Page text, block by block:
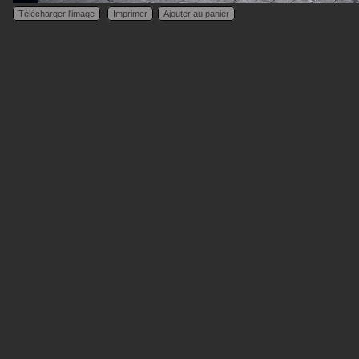
Télécharger l'image Imprimer Ajouter au panier